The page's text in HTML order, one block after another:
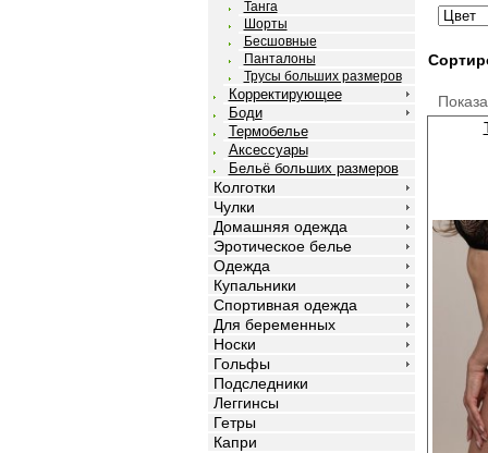
Танга
Шорты
Бесшовные
Панталоны
Трусы больших размеров
Корректирующее
Боди
Термобелье
Аксессуары
Бельё больших размеров
Колготки
Чулки
Домашняя одежда
Эротическое белье
Одежда
Купальники
Спортивная одежда
Для беременных
Носки
Гольфы
Подследники
Леггинсы
Гетры
Капри